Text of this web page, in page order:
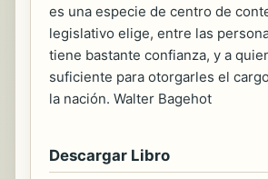
es una especie de centro de
legislativo elige, entre las
tiene bastante confianza, y a
suficiente para otorgarles el
la nación. Walter Bagehot
Descargar Libro